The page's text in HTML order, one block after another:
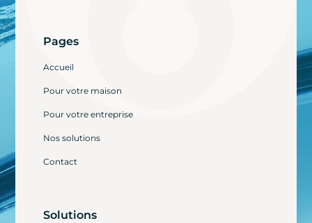
Pages
Accueil
Pour votre maison
Pour votre entreprise
Nos solutions
Contact
Solutions